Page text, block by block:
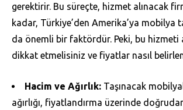
gerektirir. Bu süreçte, hizmet alınacak
kadar, Türkiye’den Amerika’ya mobilya
da önemli bir faktördür. Peki, bu hizmeti
dikkat etmelisiniz ve fiyatlar nasıl
Hacim ve Ağırlık: Taşınacak
ağırlığı, fiyatlandırma üzerinde